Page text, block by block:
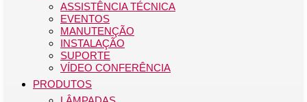
ASSISTÊNCIA TÉCNICA
EVENTOS
MANUTENÇÃO
INSTALAÇÃO
SUPORTE
VÍDEO CONFERÊNCIA
PRODUTOS